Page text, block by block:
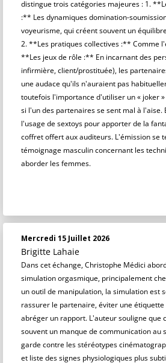
distingue trois catégories majeures : 1.
:** Les dynamiques domination-
voyeurisme, qui créent souvent un
2. **Les pratiques collectives :** Comme
**Les jeux de rôle :** En incarnant des
infirmière, client/prostituée), les
une audace qu'ils n'auraient pas
toutefois l'importance d'utiliser un « joker
si l'un des partenaires se sent mal à l'aise.
l'usage de sextoys pour apporter de la
coffret offert aux auditeurs. L'émission se
témoignage masculin concernant les
aborder les femmes.
Mercredi 15 Juillet 2026
Brigitte Lahaie
Dans cet échange, Christophe Médici
simulation orgasmique, principalement
un outil de manipulation, la simulation est
rassurer le partenaire, éviter une étiquette
abréger un rapport. L'auteur souligne que
souvent un manque de communication au
garde contre les stéréotypes
et liste des signes physiologiques plus